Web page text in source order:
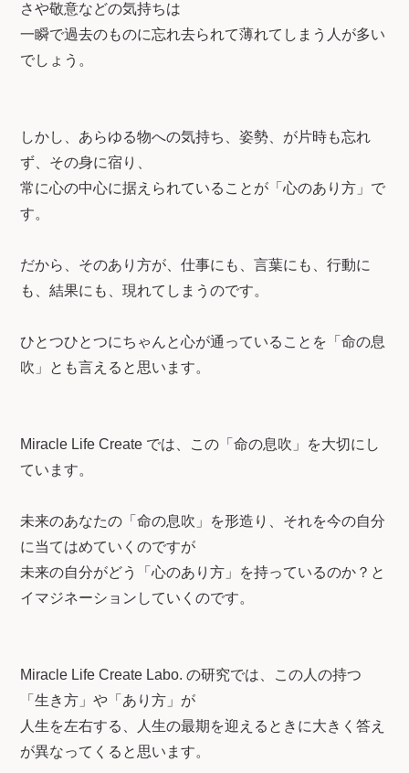
さや敬意などの気持ちは
一瞬で過去のものに忘れ去られて薄れてしまう人が多い
でしょう。
しかし、あらゆる物への気持ち、姿勢、が片時も忘れ
ず、その身に宿り、
常に心の中心に据えられていることが「心のあり方」で
す。
だから、そのあり方が、仕事にも、言葉にも、行動に
も、結果にも、現れてしまうのです。
ひとつひとつにちゃんと心が通っていることを「命の息
吹」とも言えると思います。
Miracle Life Create では、この「命の息吹」を大切にし
ています。
未来のあなたの「命の息吹」を形造り、それを今の自分
に当てはめていくのですが
未来の自分がどう「心のあり方」を持っているのか？と
イマジネーションしていくのです。
Miracle Life Create Labo. の研究では、この人の持つ
「生き方」や「あり方」が
人生を左右する、人生の最期を迎えるときに大きく答え
が異なってくると思います。